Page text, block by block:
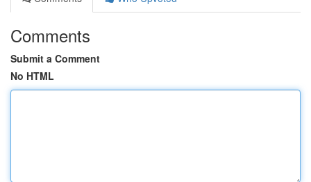
Comments
Submit a Comment
No HTML